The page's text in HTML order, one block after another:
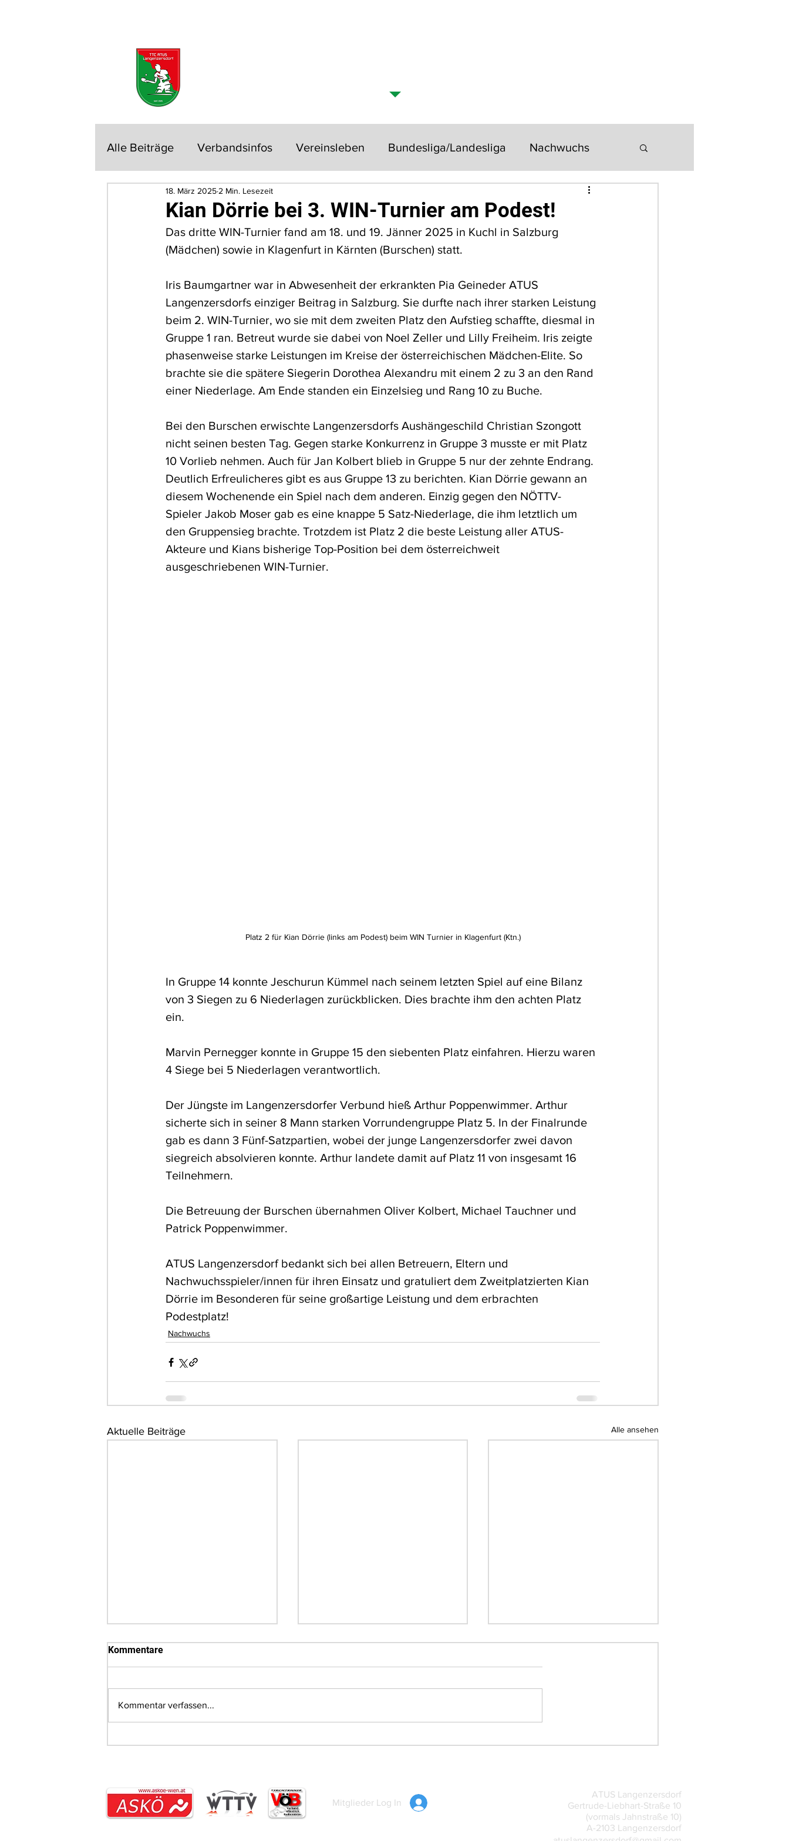
Alle Beiträge Verbandsinfos Vereinsleben Bundesliga/Landesliga Nachwuchs
Allgemeine Klasse Turniere
Kian Dörrie bei 3. WIN-Turnier am Podest!
18. März 2025 2 Min. Lesezeit
Das dritte WIN-Turnier fand am 18. und 19. Jänner 2025 in Kuchl in Salzburg
(Mädchen) sowie in Klagenfurt in Kärnten (Burschen) statt.
Iris Baumgartner war in Abwesenheit der erkrankten Pia Geineder ATUS
Langenzersdorfs einziger Beitrag in Salzburg. Sie durfte nach ihrer starken Leistung
beim 2. WIN-Turnier, wo sie mit dem zweiten Platz den Aufstieg schaffte, diesmal in
Gruppe 1 ran. Betreut wurde sie dabei von Noel Zeller und Lilly Freiheim. Iris zeigte
phasenweise starke Leistungen im Kreise der österreichischen Mädchen-Elite. So
brachte sie die spätere Siegerin Dorothea Alexandru mit einem 2 zu 3 an den Rand
einer Niederlage. Am Ende standen ein Einzelsieg und Rang 10 zu Buche.
Bei den Burschen erwischte Langenzersdorfs Aushängeschild Christian Szongott
nicht seinen besten Tag. Gegen starke Konkurrenz in Gruppe 3 musste er mit Platz
10 Vorlieb nehmen. Auch für Jan Kolbert blieb in Gruppe 5 nur der zehnte Endrang.
Deutlich Erfreulicheres gibt es aus Gruppe 13 zu berichten. Kian Dörrie gewann an
diesem Wochenende ein Spiel nach dem anderen. Einzig gegen den NÖTTV-
Spieler Jakob Moser gab es eine knappe 5 Satz-Niederlage, die ihm letztlich um
den Gruppensieg brachte. Trotzdem ist Platz 2 die beste Leistung aller ATUS-
Akteure und Kians bisherige Top-Position bei dem österreichweit
ausgeschriebenen WIN-Turnier.
Platz 2 für Kian Dörrie (links am Podest) beim WIN Turnier in Klagenfurt (Ktn.)
In Gruppe 14 konnte Jeschurun Kümmel nach seinem letzten Spiel auf eine Bilanz
von 3 Siegen zu 6 Niederlagen zurückblicken. Dies brachte ihm den achten Platz
ein.
Marvin Pernegger konnte in Gruppe 15 den siebenten Platz einfahren. Hierzu waren
4 Siege bei 5 Niederlagen verantwortlich.
Der Jüngste im Langenzersdorfer Verbund hieß Arthur Poppenwimmer. Arthur
sicherte sich in seiner 8 Mann starken Vorrundengruppe Platz 5. In der Finalrunde
gab es dann 3 Fünf-Satzpartien, wobei der junge Langenzersdorfer zwei davon
siegreich absolvieren konnte. Arthur landete damit auf Platz 11 von insgesamt 16
Teilnehmern.
Die Betreuung der Burschen übernahmen Oliver Kolbert, Michael Tauchner und
Patrick Poppenwimmer.
ATUS Langenzersdorf bedankt sich bei allen Betreuern, Eltern und
Nachwuchsspieler/innen für ihren Einsatz und gratuliert dem Zweitplatzierten Kian
Dörrie im Besonderen für seine großartige Leistung und dem erbrachten
Podestplatz!
Nachwuchs
Aktuelle Beiträge Alle ansehen
Kommentare
Kommentar verfassen...
Mitglieder Log In
ATUS Langenzersdorf
Gertrude-Liebhart-Straße 10
(vormals Jahnstraße 10)
A-2103 Langenzersdorf